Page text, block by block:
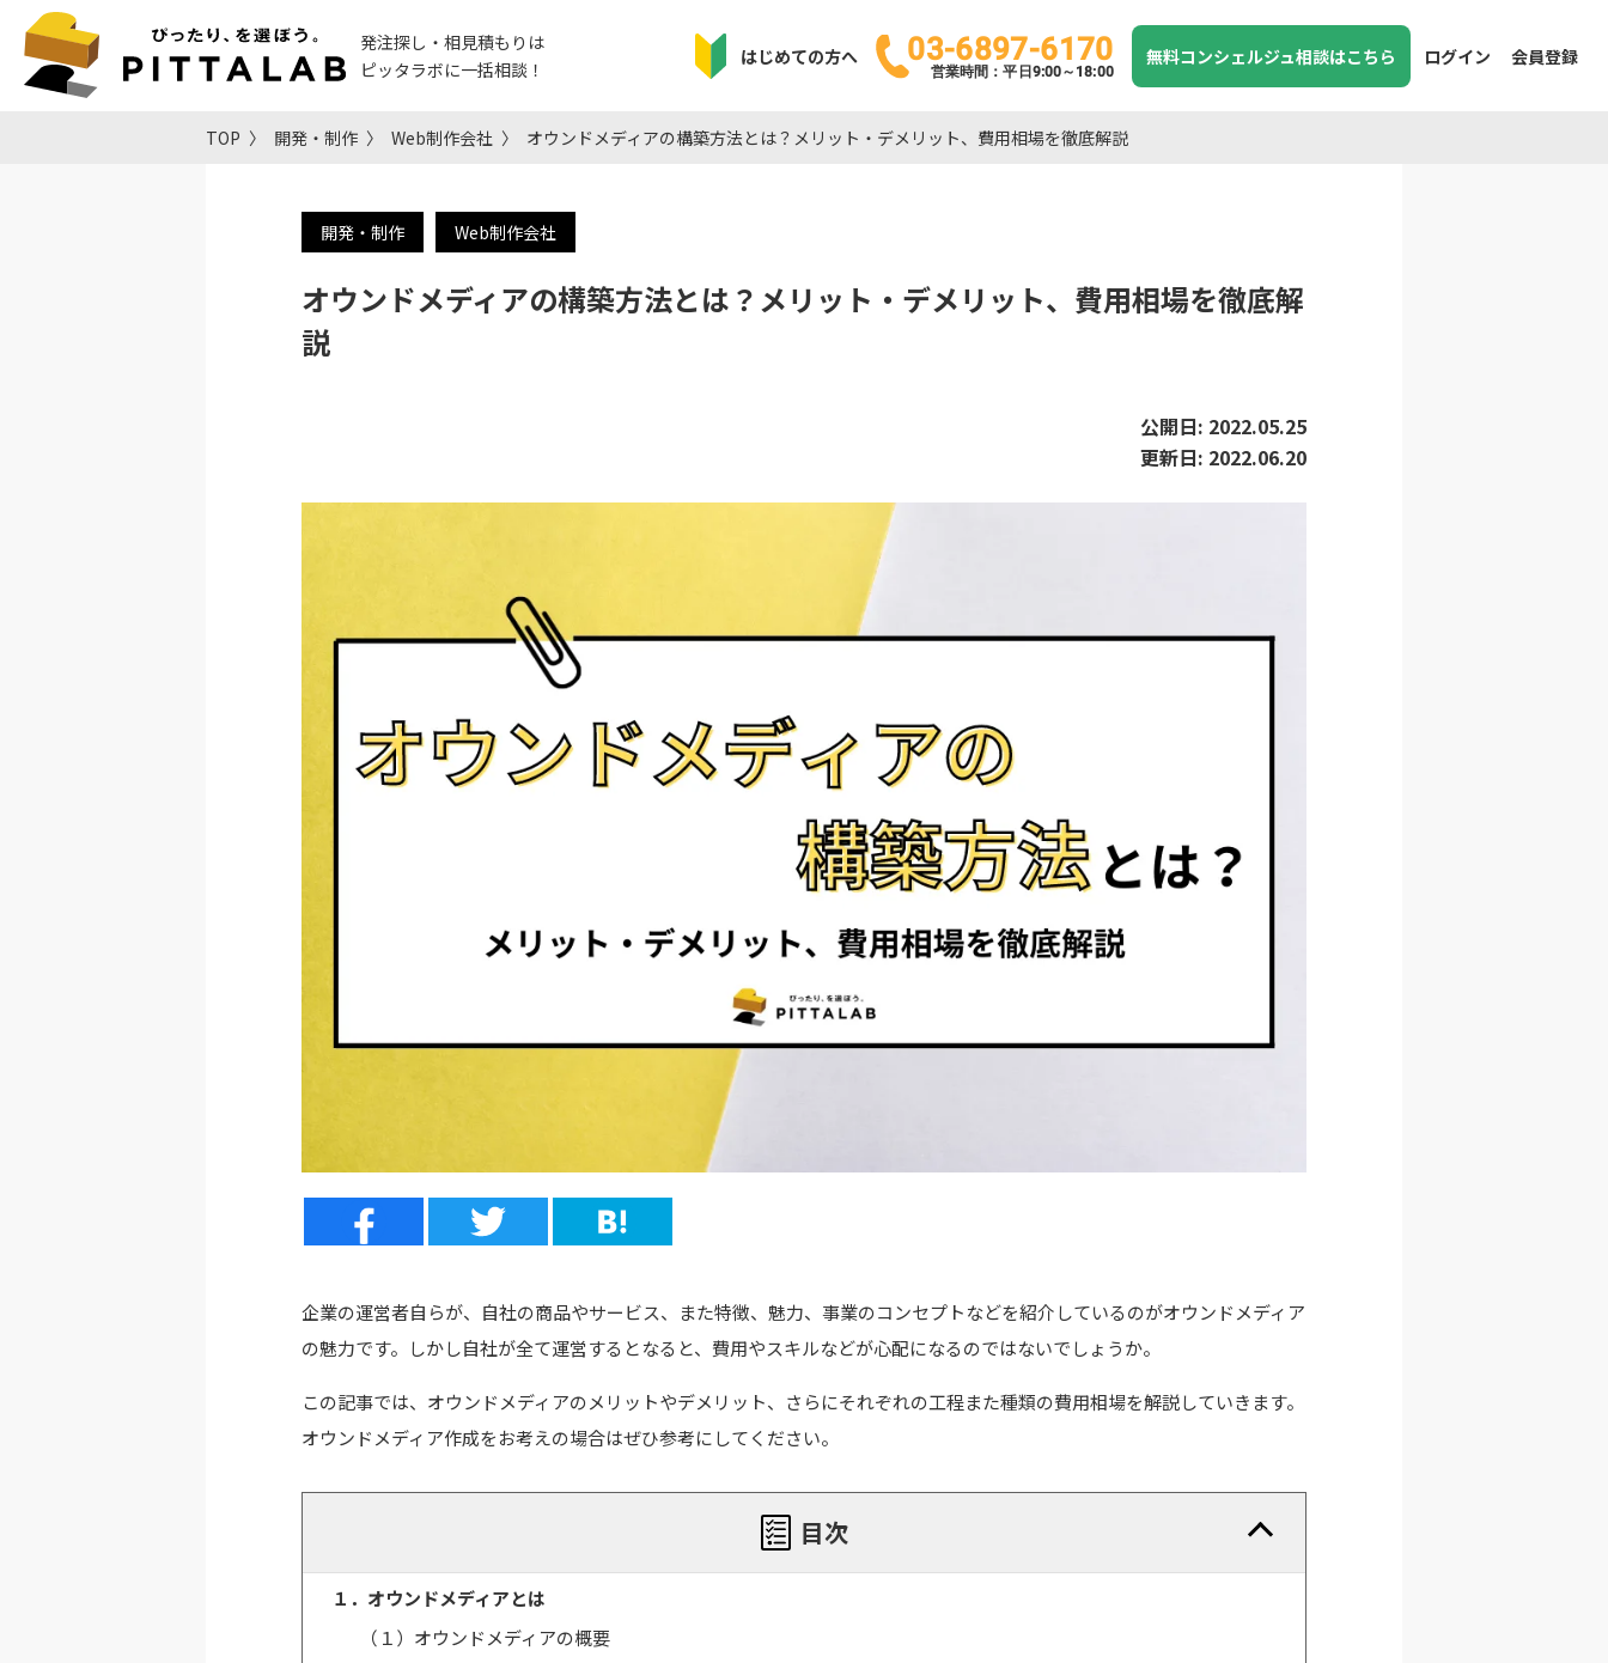
発注探し・相見積もりは
ピッタラボに一括相談！
はじめての方へ 03-6897-6170
営業時間：平日9:00～18:00
無料コンシェルジュ相談はこちら ログイン 会員登録
TOP 開発・制作 Web制作会社 オウンドメディアの構築方法とは？メリット・デメリット、費用相場を徹底解説
開発・制作 Web制作会社
オウンドメディアの構築方法とは？メリット・デメリット、費用相場を徹底解
説
公開日: 2022.05.25
更新日: 2022.06.20
企業の運営者自らが、自社の商品やサービス、また特徴、魅力、事業のコンセプトなどを紹介しているのがオウンドメディア
の魅力です。しかし自社が全て運営するとなると、費用やスキルなどが心配になるのではないでしょうか。
この記事では、オウンドメディアのメリットやデメリット、さらにそれぞれの工程また種類の費用相場を解説していきます。
オウンドメディア作成をお考えの場合はぜひ参考にしてください。
目次
１．オウンドメディアとは
（１）オウンドメディアの概要